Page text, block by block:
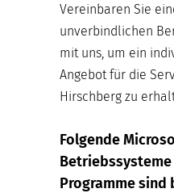
Vereinbaren Sie
unverbindlichen
mit uns, um ein
Angebot für die
Hirschberg zu
Folgende
Programme sind